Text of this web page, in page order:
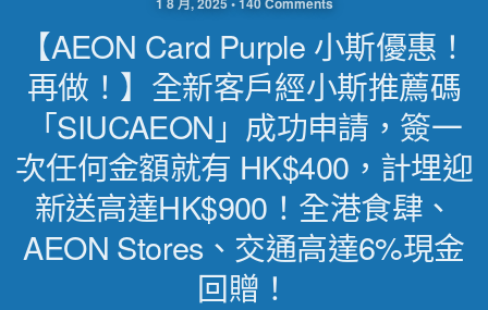
【AEON Card Purple 小斯優惠！
再做！】全新客戶經小斯推薦碼
「SIUCAEON」成功申請，簽一
次任何金額就有 HK$400，計埋迎
新送高達HK$900！全港食肆、
AEON Stores、交通高達6%現金
回贈！